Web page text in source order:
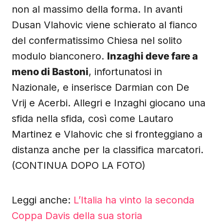
non al massimo della forma. In avanti
Dusan Vlahovic viene schierato al fianco
del confermatissimo Chiesa nel solito
modulo bianconero. Inzaghi deve fare a
meno di Bastoni, infortunatosi in
Nazionale, e inserisce Darmian con De
Vrij e Acerbi. Allegri e Inzaghi giocano una
sfida nella sfida, così come Lautaro
Martinez e Vlahovic che si fronteggiano a
distanza anche per la classifica marcatori.
(CONTINUA DOPO LA FOTO)
Leggi anche: L’Italia ha vinto la seconda
Coppa Davis della sua storia